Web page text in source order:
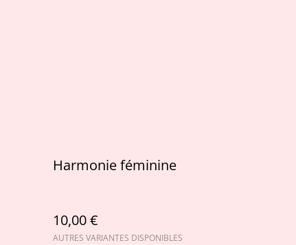
Harmonie féminine
10,00 €
AUTRES VARIANTES DISPONIBLES